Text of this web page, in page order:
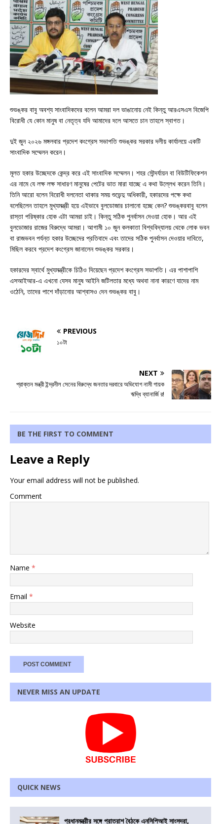
শুভঙ্কর বাবু অবশ্য সাংবাদিকদের বলেন আমরা দল ভাঙানোয় নেই কিন্তু আরএসএস বিজেপি
বিরোধী যে কোন মানুষ বা নেতৃত্ব যদি আমাদের দলে আসতে চান তাহলে স্বাগত।
দুই জুন ২০২৬ মঙ্গলবার প্রদেশ কংগ্রেস সভাপতি শুভঙ্কর সরকার দলীয় কার্যালয়ে একটি
সাংবাদিক সম্মেলন করেন।
মূলত হকার উচ্ছেদকে কেন্দ্র করে এই সাংবাদিক সম্মেলন। শহর সৌন্দর্যায়ন বা বিউটিফিকেশন
এর নামে যে লক্ষ লক্ষ সাধারণ মানুষের পেটের ভাত মারা যাচ্ছে এ কথা উল্লেখ করেন তিনি।
তিনি আরো বলেন বিরোধী দলনেতা থাকার সময় শুভেন্দু অধিকারী, হকারদের পক্ষে কথা
বলেছিলেন তাহলে মুখ্যমন্ত্রী হয়ে এইভাবে বুলডোজার চালানো হচ্ছে কেন? শুভঙ্করবাবু বলেন
রাস্তা পরিষ্কার হোক এটা আমরা চাই। কিন্তু সঠিক পুনর্বাসন দেওয়া হোক। আর এই
বুলডোজার রাজের বিরুদ্ধে আমরা। আগামী ১০ জুন কলকাতা বিশ্ববিদ্যালয় থেকে লোক ভবন
বা রাজভবন পর্যন্ত হকার উচ্ছেদের প্রতিবাদে এবং তাদের সঠিক পুনর্বাসন দেওয়ার দাবিতে,
মিছিল করবে প্রদেশ কংগ্রেস জানালেন শুভঙ্কর সরকার।
হকারদের স্বার্থে মুখ্যমন্ত্রীকে চিঠিও দিয়েছেন প্রদেশ কংগ্রেস সভাপতি। এর পাশাপাশি
এসআইআর-এ এখনো যেসব মানুষ আইনি জটিলতার মধ্যে অথবা নানা কারণে যাদের নাম
ওঠেনি, তাদের পাশে দাঁড়ানোর আশ্বাসও দেন শুভঙ্কর বাবু।
PREVIOUS
১০টা
NEXT
প্রাক্তন মন্ত্রী ইন্দ্রনীল সেনের বিরুদ্ধে জনতার দরবারে অভিযোগ নামী গায়ক
ঋদ্ধি ব্যানার্জি র!
BE THE FIRST TO COMMENT
Leave a Reply
Your email address will not be published.
Comment
Name *
Email *
Website
NEVER MISS AN UPDATE
QUICK NEWS
প্রধানমন্ত্রীর সঙ্গে প্রাতরাশ বৈঠকে এনসিপিআই সাংসদরা,